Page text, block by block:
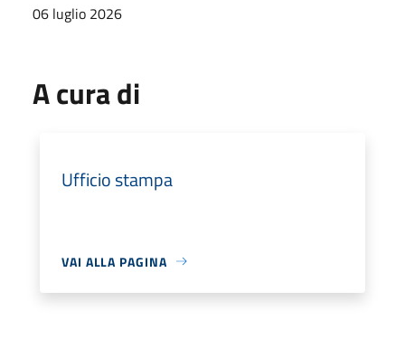
06 luglio 2026
A cura di
Ufficio stampa
VAI ALLA PAGINA